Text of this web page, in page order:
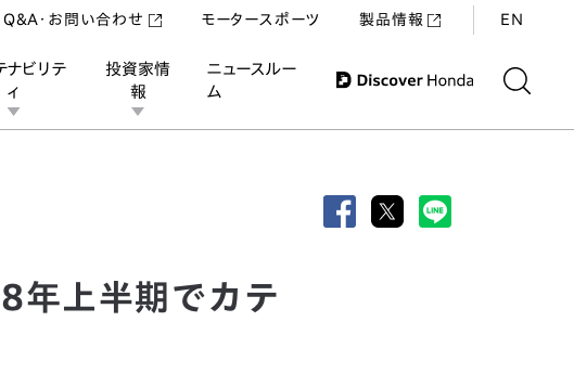
ナビリテ
ィ
投資家情
報
ニュースルー
ム
Q&A・お問い合わせ モータースポーツ 製品情報 EN
ー数を達成
上半期でカテ